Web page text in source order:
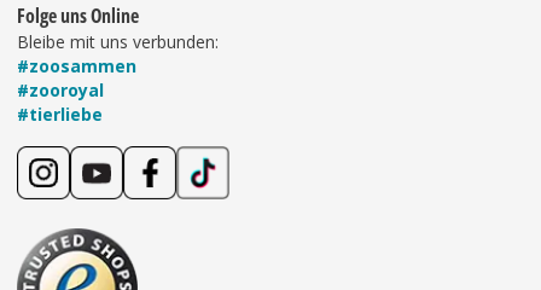
Folge uns Online
Bleibe mit uns verbunden:
#zoosammen
#zooroyal
#tierliebe